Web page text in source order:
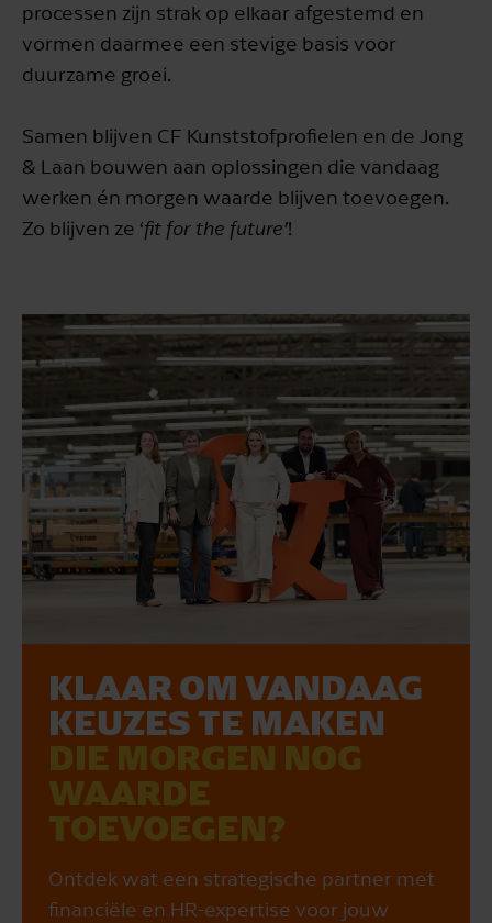
processen zijn strak op elkaar afgestemd en
vormen daarmee een stevige basis voor
duurzame groei.
Samen blijven CF Kunststofprofielen en de Jong
& Laan bouwen aan oplossingen die vandaag
werken én morgen waarde blijven toevoegen.
Zo blijven ze ‘fit for the future’!
KLAAR OM VANDAAG
KEUZES TE MAKEN
DIE MORGEN NOG
WAARDE
TOEVOEGEN?
Ontdek wat een strategische partner met
financiële en HR-expertise voor jouw